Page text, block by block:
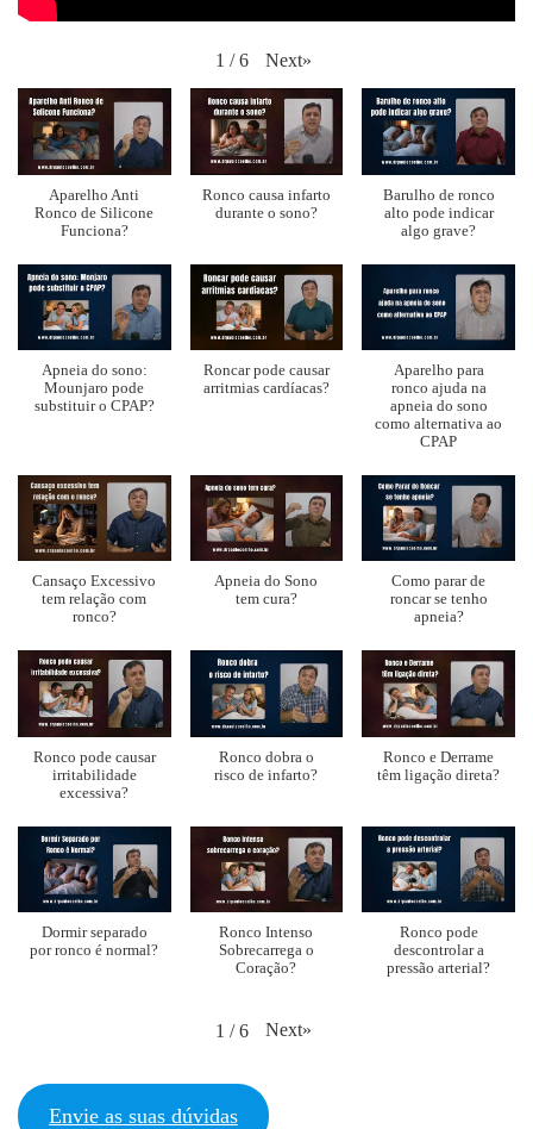
1 / 6 Next»
Aparelho Anti
Ronco de Silicone
Funciona?
Ronco causa infarto
durante o sono?
Barulho de ronco
alto pode indicar
algo grave?
Apneia do sono:
Mounjaro pode
substituir o CPAP?
Roncar pode causar
arritmias cardíacas?
Aparelho para
ronco ajuda na
apneia do sono
como alternativa ao
CPAP
Cansaço Excessivo
tem relação com
ronco?
Apneia do Sono
tem cura?
Como parar de
roncar se tenho
apneia?
Ronco pode causar
irritabilidade
excessiva?
Ronco dobra o
risco de infarto?
Ronco e Derrame
têm ligação direta?
Dormir separado
por ronco é normal?
Ronco Intenso
Sobrecarrega o
Coração?
Ronco pode
descontrolar a
pressão arterial?
1 / 6 Next»
Envie as suas dúvidas